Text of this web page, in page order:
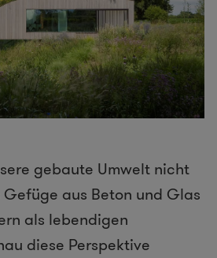
gebaute Umwelt nicht
aus Beton und Glas
als lebendigen
diese Perspektive